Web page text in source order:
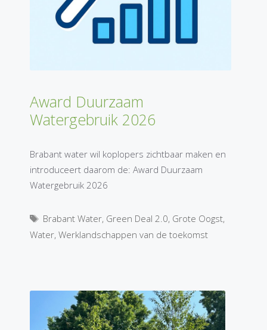
Award Duurzaam
Watergebruik 2026
Brabant water wil koplopers zichtbaar maken en
introduceert daarom de: Award Duurzaam
Watergebruik 2026
Tags
Brabant Water, Green Deal 2.0, Grote Oogst,
Water, Werklandschappen van de toekomst